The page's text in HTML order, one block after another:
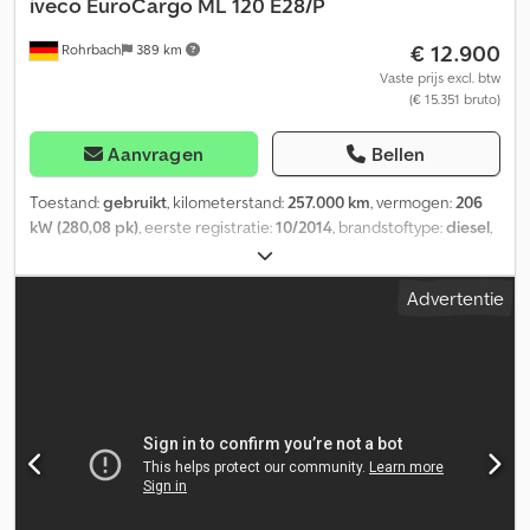
Rohrbach 389 km
iveco EuroCargo ML 120 E28/P
€ 12.900
Vaste prijs excl. btw
(€ 15.351 bruto)
Aanvragen Bellen
Toestand:gebruikt, kilometerstand:257.000 km, vermogen:206
kW (280,08 pk), eerste registratie:10/2014, brandstoftype:diesel,
, maximaal laadgewicht:
totaalgewicht:11.990 kg, wielbasis:4.815 mm, volgende keuring
, bestuurderscabine:
inruil van: - Bestelwagens - Heftrucks - Bedrijfswagens Cjdpfx
Alezqvyxoysha - Speciale voertuigen - Wagenparken Zeer grote
selectie Iveco Daily, Volkswagen Caddy en Volkswagen T5 van
Advertentie